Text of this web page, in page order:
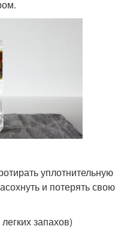
уплотнительную
и потерять свою
запахов)